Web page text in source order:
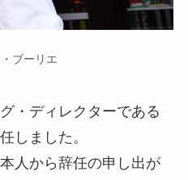
ブーリエ
・ディレクターである
しました。
人から辞任の申し出が